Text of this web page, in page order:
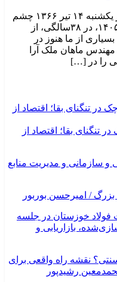
به گزارش کلام قلم، ماهان ملک‌آرا، در یکشنبه ۱۴ تیر ۱۳۶۶ چشم
به جهان گشود و در یکشنبه ۱۷ خرداد ۱۴۰۵، در ۳۸سالگی، از
از ما هنوز در
ماهان ملک آرا
را در […]
بقا؛ اقتصاد از
و سازمانی و مدیریت منابع
/ امیرحسن بوربور
فولاد خوزستان در جلسه
بازاریابی و
نقشه راه واقعی برای
رشیدپور